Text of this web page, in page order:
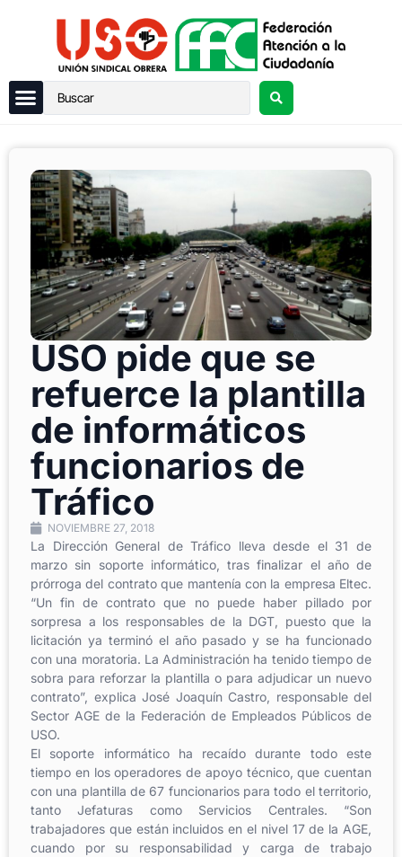
USO pide que se
refuerce la plantilla
de informáticos
funcionarios de
Tráfico
NOVIEMBRE 27, 2018
La Dirección General de Tráfico lleva desde el 31 de
marzo sin soporte informático, tras finalizar el año de
prórroga del contrato que mantenía con la empresa Eltec.
“Un fin de contrato que no puede haber pillado por
sorpresa a los responsables de la DGT, puesto que la
licitación ya terminó el año pasado y se ha funcionado
con una moratoria. La Administración ha tenido tiempo de
sobra para reforzar la plantilla o para adjudicar un nuevo
contrato”, explica José Joaquín Castro, responsable del
Sector AGE de la Federación de Empleados Públicos de
USO.
El soporte informático ha recaído durante todo este
tiempo en los operadores de apoyo técnico, que cuentan
con una plantilla de 67 funcionarios para todo el territorio,
tanto Jefaturas como Servicios Centrales. “Son
trabajadores que están incluidos en el nivel 17 de la AGE,
cuando por su responsabilidad y carga de trabajo